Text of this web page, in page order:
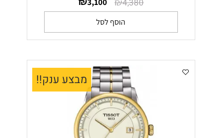
4,380
הוסף לסל
מבצע ענק!!